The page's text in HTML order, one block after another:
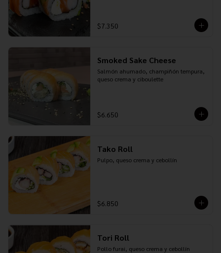
$7.350
Smoked Sake Cheese
Salmón ahumado, champiñón tempura,
queso crema y ciboulette
$6.650
Tako Roll
Pulpo, queso crema y cebollín
$6.850
Tori Roll
Pollo furai, queso crema y cebollín